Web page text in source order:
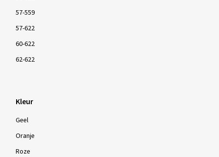
57-559
57-622
60-622
62-622
Kleur
Geel
Oranje
Roze